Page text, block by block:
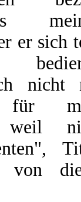
er sich
nicht
für
weil
von